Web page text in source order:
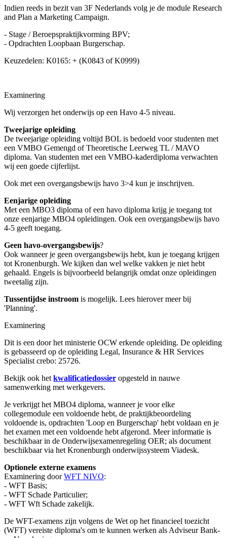
Indien reeds in bezit van 3F Nederlands volg je de module Research
and Plan a Marketing Campaign.
- Stage / Beroepspraktijkvorming BPV;
- Opdrachten Loopbaan Burgerschap.
Keuzedelen: K0165: + (K0843 of K0999)
Examinering
Wij verzorgen het onderwijs op een Havo 4-5 niveau.
Tweejarige opleiding
De tweejarige opleiding voltijd BOL is bedoeld voor studenten met
een VMBO Gemengd of Theoretische Leerweg TL / MAVO
diploma. Van studenten met een VMBO-kaderdiploma verwachten
wij een goede cijferlijst.
Ook met een overgangsbewijs havo 3>4 kun je inschrijven.
Eenjarige opleiding
Met een MBO3 diploma of een havo diploma krijg je toegang tot
onze eenjarige MBO4 opleidingen. Ook een overgangsbewijs havo
4-5 geeft toegang.
Geen havo-overgangsbewijs?
Ook wanneer je geen overgangsbewijs hebt, kun je toegang krijgen
tot Kronenburgh. We kijken dan wel welke vakken je niet hebt
gehaald. Engels is bijvoorbeeld belangrijk omdat onze opleidingen
tweetalig zijn.
Tussentijdse instroom is mogelijk. Lees hierover meer bij
'Planning'.
Examinering
Dit is een door het ministerie OCW erkende opleiding. De opleiding
is gebasseerd op de opleiding Legal, Insurance & HR Services
Specialist crebo: 25726.
Bekijk ook het kwalificatiedossier opgesteld in nauwe
samenwerking met werkgevers.
Je verkrijgt het MBO4 diploma, wanneer je voor elke
collegemodule een voldoende hebt, de praktijkbeoordeling
voldoende is, opdrachten 'Loop en Burgerschap' hebt voldaan en je
het examen met een voldoende hebt afgerond. Meer informatie is
beschikbaar in de Onderwijsexamenregeling OER; als document
beschikbaar via het Kronenburgh onderwijssysteem Viadesk.
Optionele externe examens
Examinering doorWFT NIVO:
- WFT Basis;
- WFT Schade Particulier;
- WFT Wft Schade zakelijk.
De WFT-examens zijn volgens de Wet op het financieel toezicht
(WFT) vereiste diploma's om te kunnen werken als Adviseur Bank-